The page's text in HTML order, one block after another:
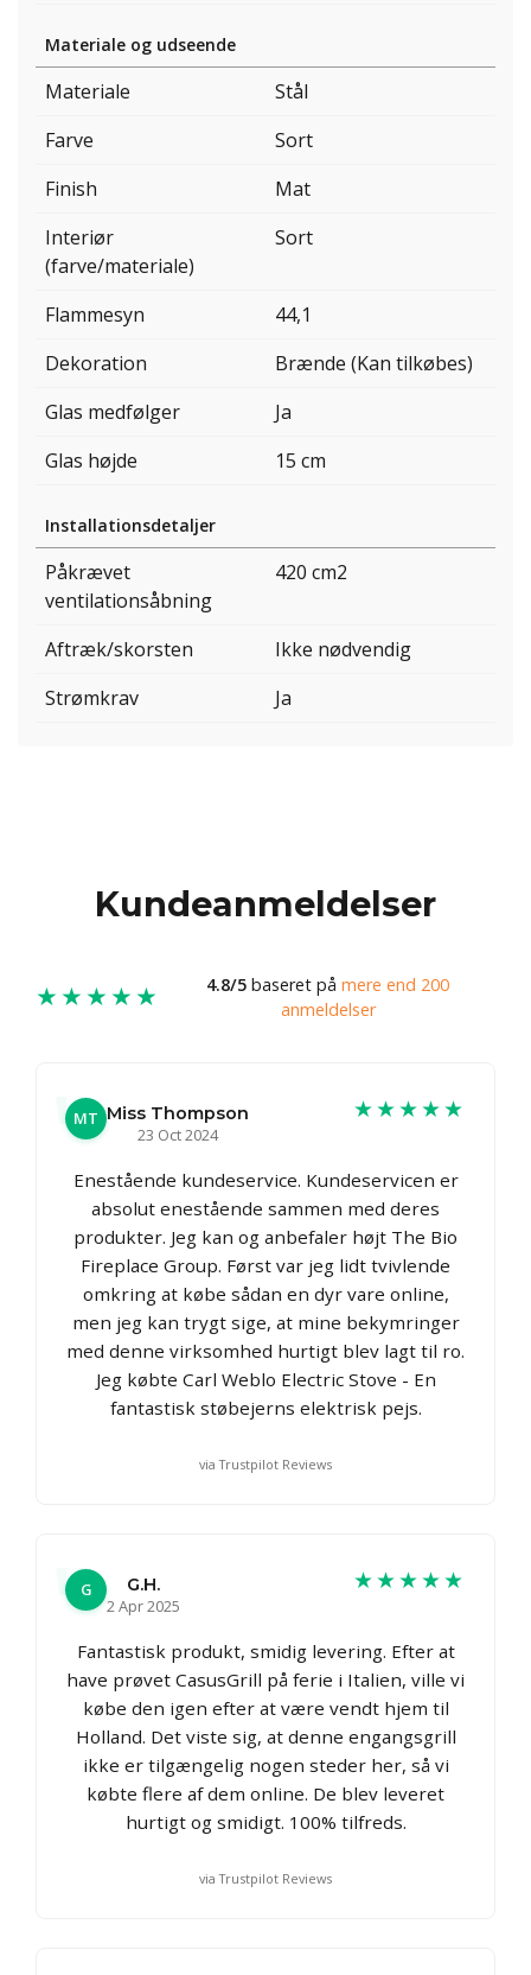
Materiale og udseende
Materiale
Stål
Farve
Sort
Finish
Mat
Interiør
(farve/materiale)
Sort
Flammesyn
44,1
Dekoration
Brænde (Kan tilkøbes)
Glas medfølger
Ja
Glas højde
15 cm
Installationsdetaljer
Påkrævet
ventilationsåbning
420 cm2
Aftræk/skorsten
Ikke nødvendig
Strømkrav
Ja
Kundeanmeldelser
★★★★★ 4.8/5 baseret på mere end 200
anmeldelser
MT Miss Thompson
23 Oct 2024
★★★★★
Enestående kundeservice. Kundeservicen er
absolut enestående sammen med deres
produkter. Jeg kan og anbefaler højt The Bio
Fireplace Group. Først var jeg lidt tvivlende
omkring at købe sådan en dyr vare online,
men jeg kan trygt sige, at mine bekymringer
med denne virksomhed hurtigt blev lagt til ro.
Jeg købte Carl Weblo Electric Stove - En
fantastisk støbejerns elektrisk pejs.
via Trustpilot Reviews
G
G.H.
2 Apr 2025
★★★★★
Fantastisk produkt, smidig levering. Efter at
have prøvet CasusGrill på ferie i Italien, ville vi
købe den igen efter at være vendt hjem til
Holland. Det viste sig, at denne engangsgrill
ikke er tilgængelig nogen steder her, så vi
købte flere af dem online. De blev leveret
hurtigt og smidigt. 100% tilfreds.
via Trustpilot Reviews